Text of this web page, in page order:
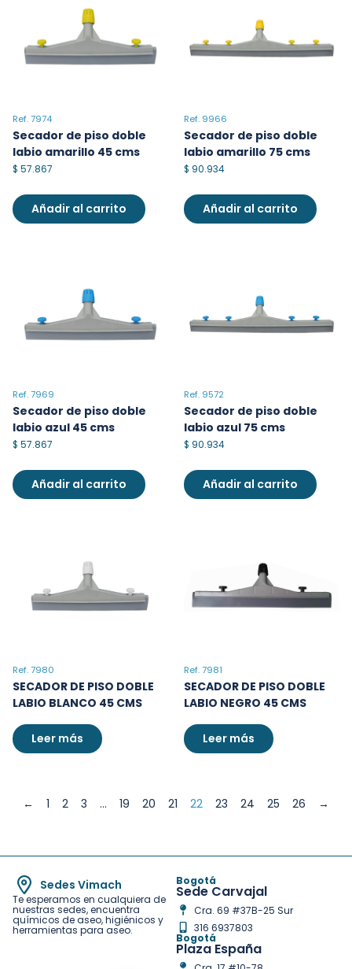
Ref. 7974
Secador de piso doble
labio amarillo 45 cms
$ 57.867
Añadir al carrito
Ref. 9966
Secador de piso doble
labio amarillo 75 cms
$ 90.934
Añadir al carrito
Ref. 7969
Secador de piso doble
labio azul 45 cms
$ 57.867
Añadir al carrito
Ref. 9572
Secador de piso doble
labio azul 75 cms
$ 90.934
Añadir al carrito
Ref. 7980
SECADOR DE PISO DOBLE
LABIO BLANCO 45 CMS
Leer más
Ref. 7981
SECADOR DE PISO DOBLE
LABIO NEGRO 45 CMS
Leer más
← 1 2 3 … 19 20 21 22 23 24 25 26 →
Sedes Vimach
Te esperamos en cualquiera de
nuestras sedes, encuentra
químicos de aseo, higiénicos y
herramientas para aseo.
Bogotá
Sede Carvajal
Cra. 69 #37B-25 Sur
316 6937803
Bogotá
Plaza España